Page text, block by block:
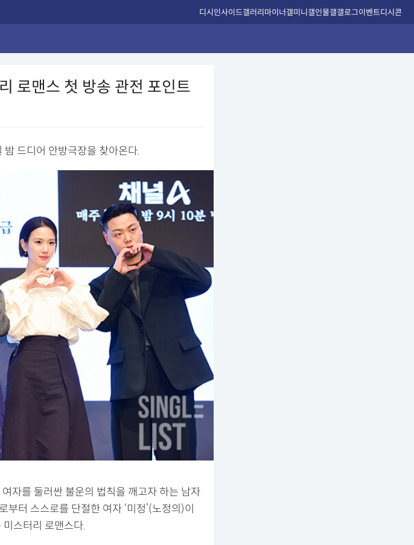
디시인사이드갤러리마이너갤미니갤인물갤갤로그이벤트디시콘
로맨스 첫 방송 관전 포인트
밤 드디어 안방극장을 찾아온다.
자를 둘러싼 불운의 법칙을 깨고자 하는 남자
부터 스스로를 단절한 여자 ‘미정’(노정의)이
스터리 로맨스다.